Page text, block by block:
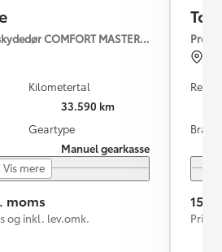
COMFORT MASTER 2.0 diesel
Kilometertal
33.590 km
Geartype
Manuel gearkasse
Vis mere
moms
og inkl. lev.omk.